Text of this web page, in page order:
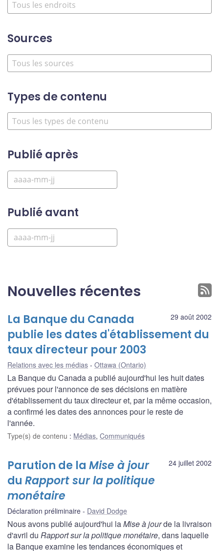
Sources
Types de contenu
Publié après
Publié avant
Nouvelles récentes
29 août 2002
La Banque du Canada
publie les dates d'établissement du
taux directeur pour 2003
Relations avec les médias Ottawa (Ontario)
La Banque du Canada a publié aujourd'hui les huit dates
prévues pour l'annonce de ses décisions en matière
d'établissement du taux directeur et, par la même occasion,
a confirmé les dates des annonces pour le reste de
l'année.
Type(s) de contenu : Médias, Communiqués
24 juillet 2002
Parution de la Mise à jour
du Rapport sur la politique
monétaire
Déclaration préliminaire David Dodge
Nous avons publié aujourd'hui laMise à jourde la livraison
d'avril du Rapport sur la politique monétaire, dans laquelle
la Banque examine les tendances économiques et